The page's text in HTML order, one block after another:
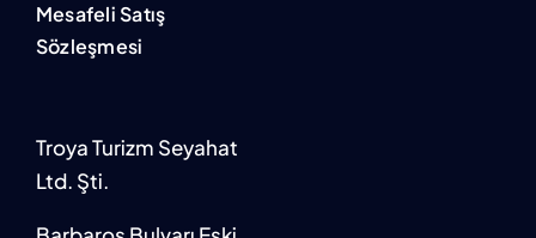
Mesafeli Satış
Sözleşmesi
Troya Turizm Seyahat
Ltd. Şti.